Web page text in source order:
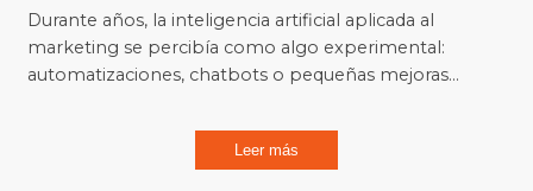
Durante años, la inteligencia artificial aplicada al
marketing se percibía como algo experimental:
automatizaciones, chatbots o pequeñas mejoras...
Leer más